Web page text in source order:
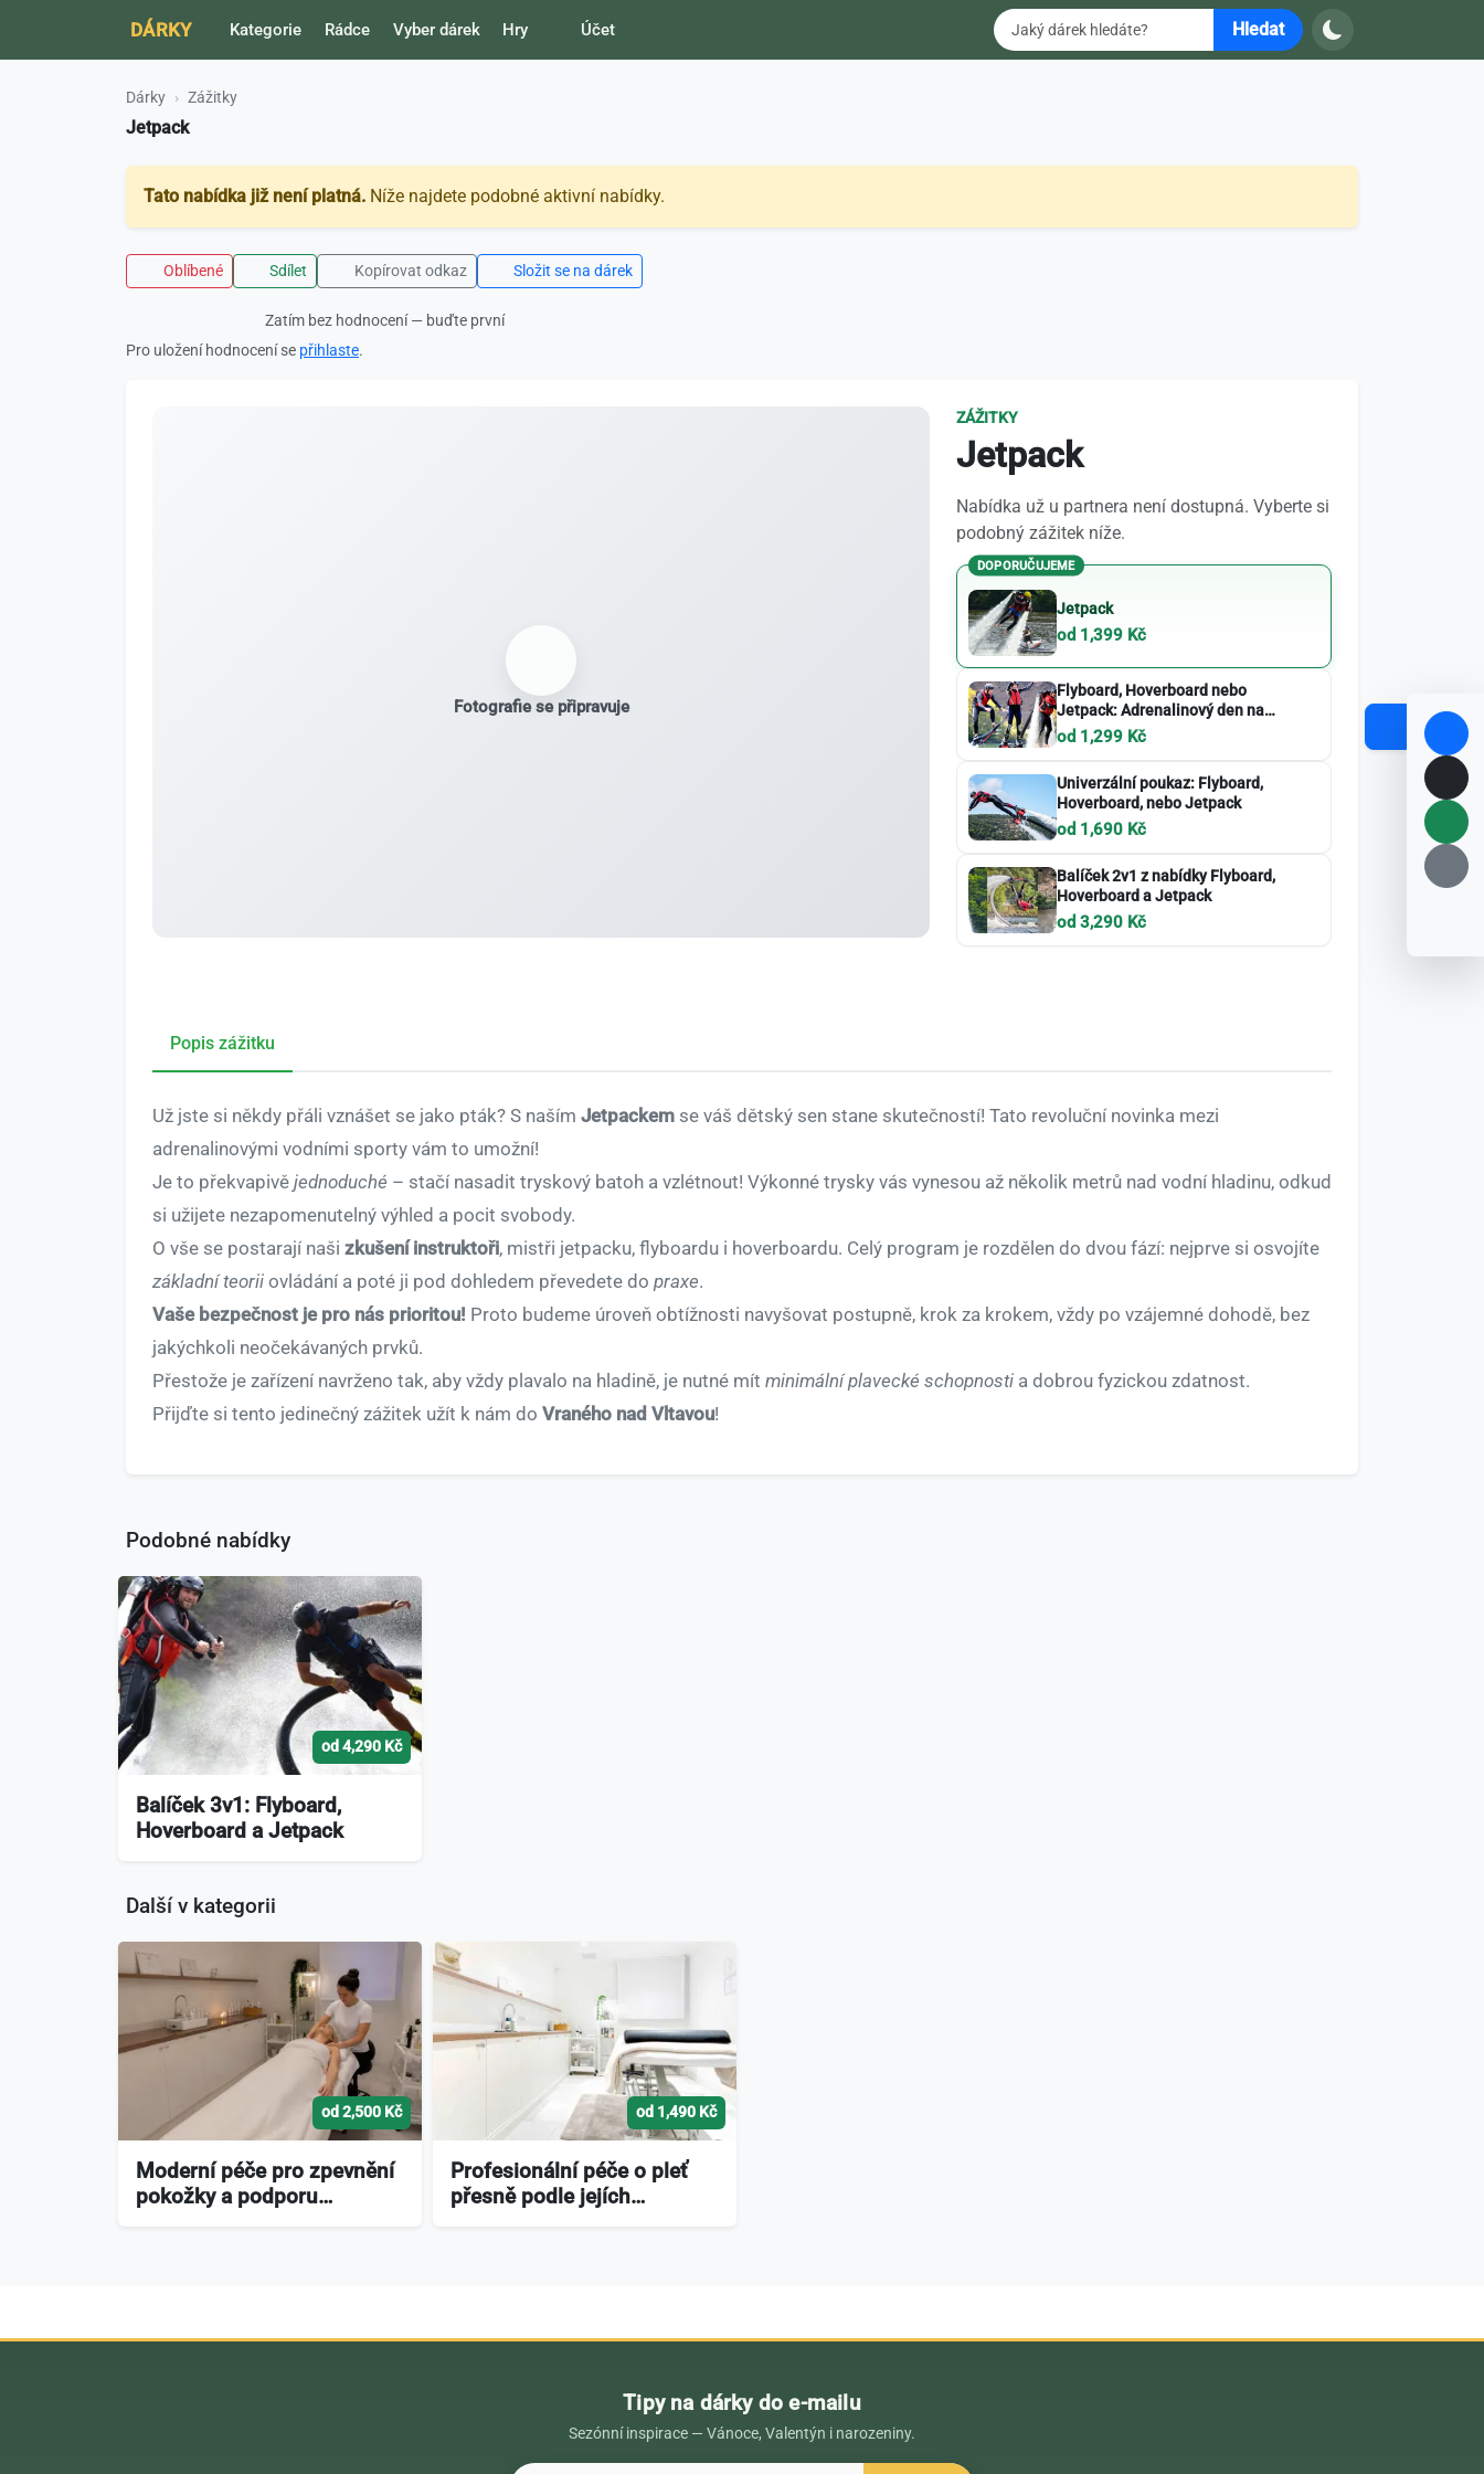
DÁRKY Kategorie Rádce Vyber dárek Hry Účet Hledat
Dárky Zážitky
Jetpack
Tato nabídka již není platná. Níže najdete podobné aktivní nabídky.
Oblíbené Sdílet Kopírovat odkaz Složit se na dárek
Zatím bez hodnocení — buďte první
Pro uložení hodnocení se přihlaste.
Fotografie se připravuje
ZÁŽITKY
Jetpack
Nabídka už u partnera není dostupná. Vyberte si
podobný zážitek níže.
DOPORUČUJEME
Jetpack
od 1,399 Kč
Flyboard, Hoverboard nebo
Jetpack: Adrenalinový den na
vodě
od 1,299 Kč
Univerzální poukaz: Flyboard,
Hoverboard, nebo Jetpack
od 1,690 Kč
Balíček 2v1 z nabídky Flyboard,
Hoverboard a Jetpack
od 3,290 Kč
Popis zážitku
Už jste si někdy přáli vznášet se jako pták? S naším Jetpackem se váš dětský sen stane skutečností! Tato revoluční novinka mezi
adrenalinovými vodními sporty vám to umožní!
Je to překvapivě jednoduché – stačí nasadit tryskový batoh a vzlétnout! Výkonné trysky vás vynesou až několik metrů nad vodní hladinu, odkud
si užijete nezapomenutelný výhled a pocit svobody.
O vše se postarají naši zkušení instruktoři, mistři jetpacku, flyboardu i hoverboardu. Celý program je rozdělen do dvou fází: nejprve si osvojíte
základní teorii ovládání a poté ji pod dohledem převedete do praxe.
Vaše bezpečnost je pro nás prioritou! Proto budeme úroveň obtížnosti navyšovat postupně, krok za krokem, vždy po vzájemné dohodě, bez
jakýchkoli neočekávaných prvků.
Přestože je zařízení navrženo tak, aby vždy plavalo na hladině, je nutné mít minimální plavecké schopnosti a dobrou fyzickou zdatnost.
Přijďte si tento jedinečný zážitek užít k nám do Vraného nad Vltavou!
Podobné nabídky
od 4,290 Kč
Balíček 3v1: Flyboard,
Hoverboard a Jetpack
Další v kategorii
od 2,500 Kč
Moderní péče pro zpevnění
pokožky a podporu…
od 1,490 Kč
Profesionální péče o pleť
přesně podle jejích…
Tipy na dárky do e-mailu
Sezónní inspirace — Vánoce, Valentýn i narozeniny.